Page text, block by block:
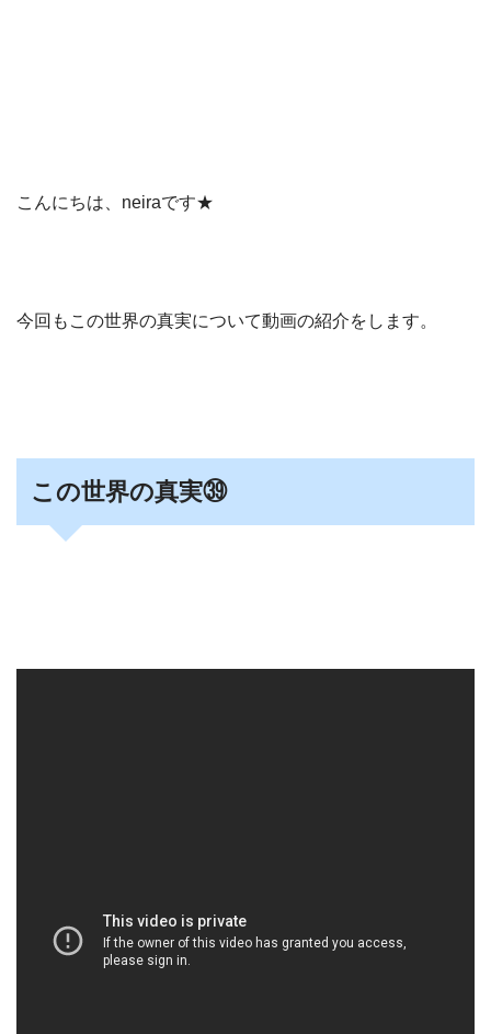
こんにちは、neiraです★
今回もこの世界の真実について動画の紹介をします。
この世界の真実㊴